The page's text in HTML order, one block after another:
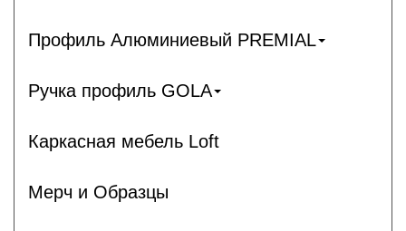
Профиль Алюминиевый PREMIAL
Ручка профиль GOLA
Каркасная мебель Loft
Мерч и Образцы